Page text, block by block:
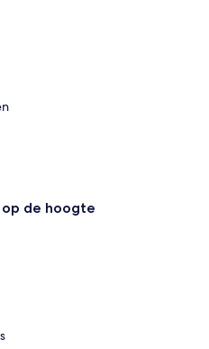
de hoogte